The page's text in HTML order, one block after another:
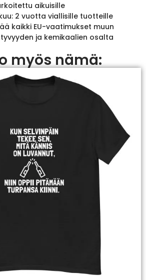
aikuisille
2 vuotta viallisille tuotteille
kaikki EU-vaatimukset muun
ja kemikaalien osalta
myös nämä: